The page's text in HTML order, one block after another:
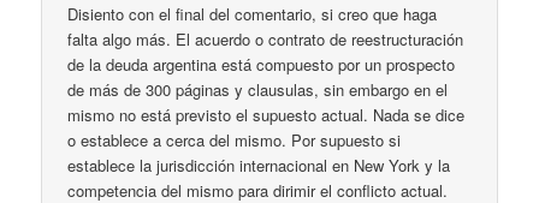
Disiento con el final del comentario, si creo que haga
falta algo más. El acuerdo o contrato de reestructuración
de la deuda argentina está compuesto por un prospecto
de más de 300 páginas y clausulas, sin embargo en el
mismo no está previsto el supuesto actual. Nada se dice
o establece a cerca del mismo. Por supuesto si
establece la jurisdicción internacional en New York y la
competencia del mismo para dirimir el conflicto actual.